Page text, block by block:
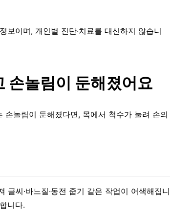
보이며, 개인별 진단·치료를 대신하지 않습니
손놀림이 둔해졌어요
놀림이 둔해졌다면, 목에서 척수가 눌려 손의
씨·바느질·동전 줍기 같은 작업이 어색해집니
니다.